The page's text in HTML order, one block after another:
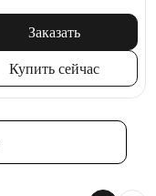
Заказать
Купить сейчас